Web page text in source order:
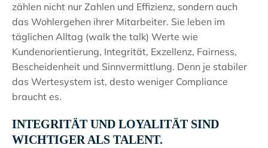
zählen nicht nur Zahlen und Effizienz, sondern auch
das Wohlergehen ihrer Mitarbeiter. Sie leben im
täglichen Alltag (walk the talk) Werte wie
Kundenorientierung, Integrität, Exzellenz, Fairness,
Bescheidenheit und Sinnvermittlung. Denn je stabiler
das Wertesystem ist, desto weniger Compliance
braucht es.
INTEGRITÄT UND LOYALITÄT SIND
WICHTIGER ALS TALENT.